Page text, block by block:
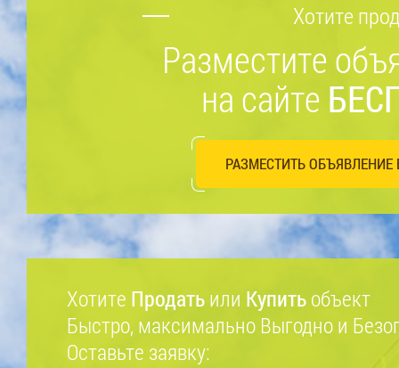
Хотите
Разместите
на сайте
РАЗМЕСТИТЬ ОБЪЯВЛЕНИЕ
Хотите Продатьили Купитьобъект
Быстро, максимально Выгодно и
Оставьте заявку: